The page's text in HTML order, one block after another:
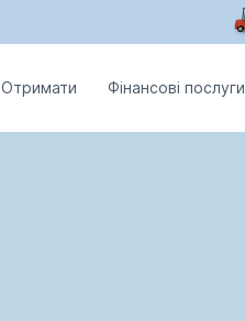
Отримати Фінансові послуги